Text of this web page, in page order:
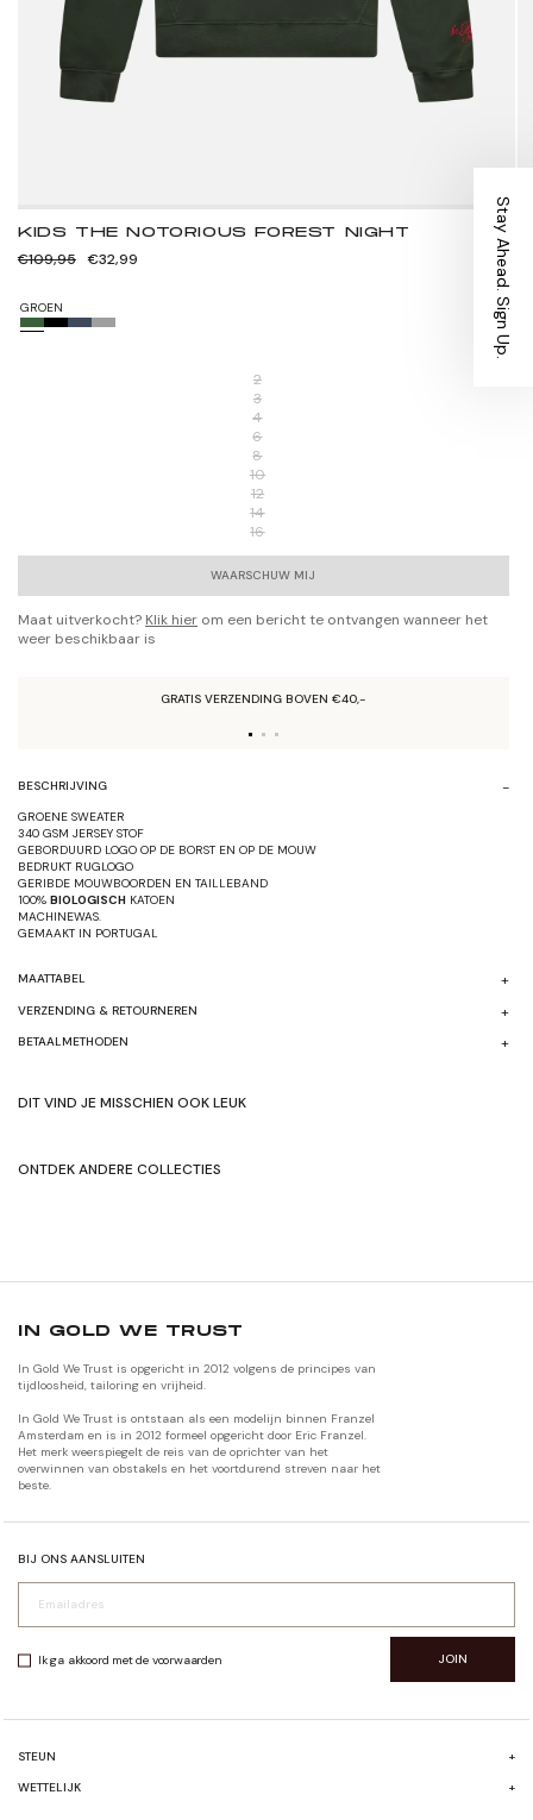
KIDS THE NOTORIOUS FOREST NIGHT
Normale
€109,95 Verkoopprijs
€32,99
GROEN
2
3
4
6
8
10
12
14
16
WAARSCHUW MIJ
Maat uitverkocht? Klik hier om een bericht te ontvangen wanneer het
weer beschikbaar is
GRATIS VERZENDING BOVEN €40,-
BESCHRIJVING
GROENE SWEATER
340 GSM JERSEY STOF
GEBORDUURD LOGO OP DE BORST EN OP DE MOUW
BEDRUKT RUGLOGO
GERIBDE MOUWBOORDEN EN TAILLEBAND
100% BIOLOGISCH KATOEN
MACHINEWAS.
GEMAAKT IN PORTUGAL
MAATTABEL
VERZENDING & RETOURNEREN
BETAALMETHODEN
DIT VIND JE MISSCHIEN OOK LEUK
ONTDEK ANDERE COLLECTIES
IN GOLD WE TRUST
In Gold We Trust is opgericht in 2012 volgens de principes van
tijdloosheid, tailoring en vrijheid.
In Gold We Trust is ontstaan als een modelijn binnen Franzel
Amsterdam en is in 2012 formeel opgericht door Eric Franzel.
Het merk weerspiegelt de reis van de oprichter van het
overwinnen van obstakels en het voortdurend streven naar het
beste.
STEUN
+
FAQ
WETTELIJK
+
BIJ ONS AANSLUITEN
Ik ga akkoord met de voorwaarden JOIN
Stay Ahead. Sign Up.